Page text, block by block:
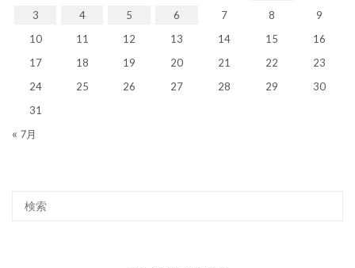
3 4 5 6 7 8
9
10
11 12 13 14 15
16
17
18 19 20 21 22
23
24
25 26 27 28 29
30
31
« 7月